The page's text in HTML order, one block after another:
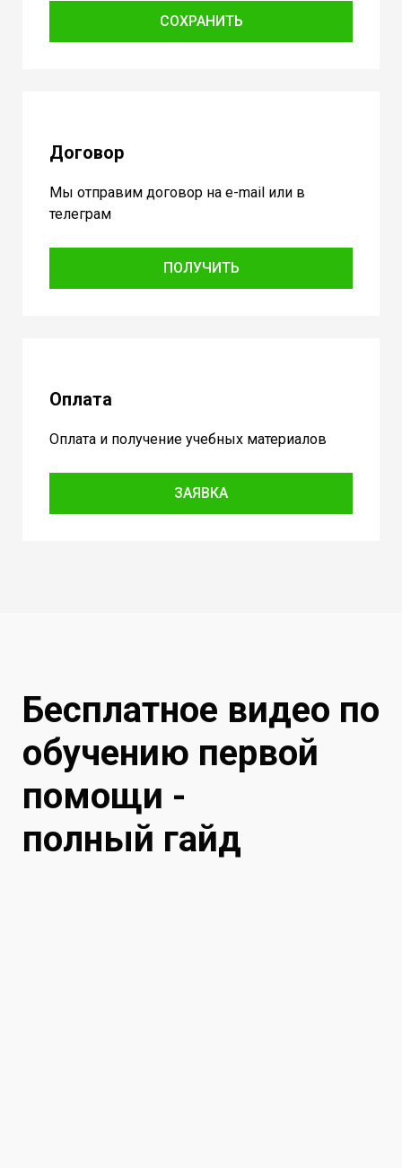
СОХРАНИТЬ
Договор
Мы отправим договор на e-mail или в
телеграм
ПОЛУЧИТЬ
Оплата
Оплата и получение учебных материалов
ЗАЯВКА
Бесплатное видео по
обучению первой
помощи -
полный гайд